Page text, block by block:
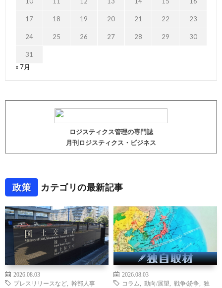
17 18 19 20 21 22 23
24 25 26 27 28 29 30
31
« 7月
ロジスティクス管理の専門誌
月刊ロジスティクス・ビジネス
政策 カテゴリの最新記事
2026.08.03
プレスリリースなど
幹部人事
2026.08.03
コラム
動向/展望 戦争/紛争
独